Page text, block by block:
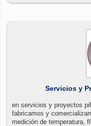
Servicios y
en servicios y proyectos
fabricamos y
medición de temperatura,